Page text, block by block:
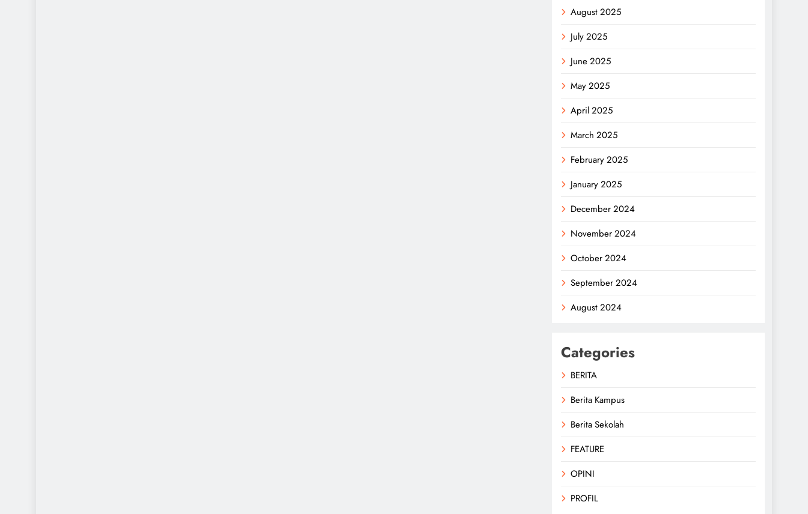
August 2025
July 2025
June 2025
May 2025
April 2025
March 2025
February 2025
January 2025
December 2024
November 2024
October 2024
September 2024
August 2024
Categories
BERITA
Berita Kampus
Berita Sekolah
FEATURE
OPINI
PROFIL